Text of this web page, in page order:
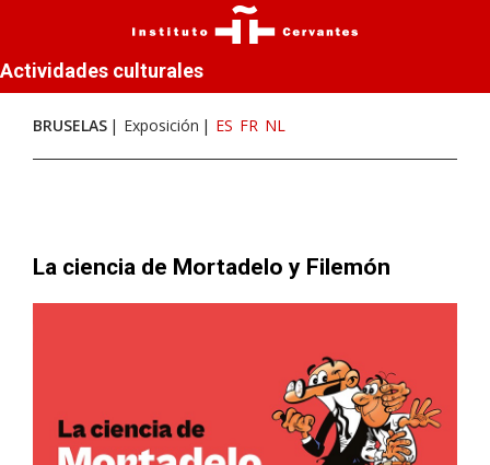
Actividades culturales
BRUSELAS Exposición ES FR NL
La ciencia de Mortadelo y Filemón